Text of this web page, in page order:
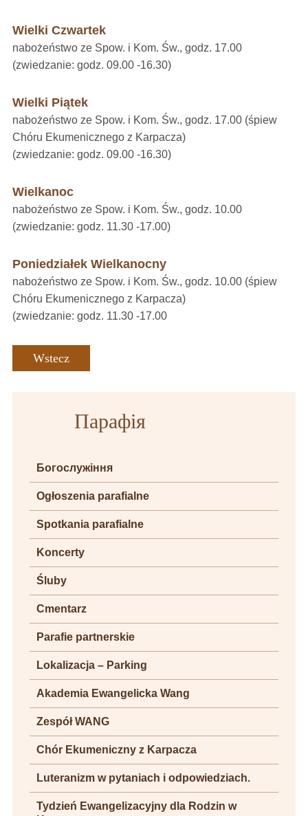
Wielki Czwartek
nabożeństwo ze Spow. i Kom. Św., godz. 17.00
(zwiedzanie: godz. 09.00 -16.30)
Wielki Piątek
nabożeństwo ze Spow. i Kom. Św., godz. 17.00 (śpiew
Chóru Ekumenicznego z Karpacza)
(zwiedzanie: godz. 09.00 -16.30)
Wielkanoc
nabożeństwo ze Spow. i Kom. Św., godz. 10.00
(zwiedzanie: godz. 11.30 -17.00)
Poniedziałek Wielkanocny
nabożeństwo ze Spow. i Kom. Św., godz. 10.00 (śpiew
Chóru Ekumenicznego z Karpacza)
(zwiedzanie: godz. 11.30 -17.00
Wstecz
Парафія
Богослужіння
Ogłoszenia parafialne
Spotkania parafialne
Koncerty
Śluby
Cmentarz
Parafie partnerskie
Lokalizacja – Parking
Akademia Ewangelicka Wang
Zespół WANG
Chór Ekumeniczny z Karpacza
Luteranizm w pytaniach i odpowiedziach.
Tydzień Ewangelizacyjny dla Rodzin w